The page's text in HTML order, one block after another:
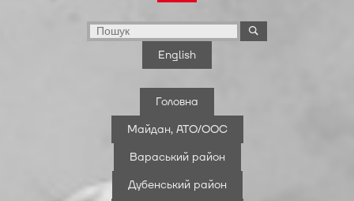
English
Головна
Майдан, АТО/ООС
Вараський район
Дубенський район